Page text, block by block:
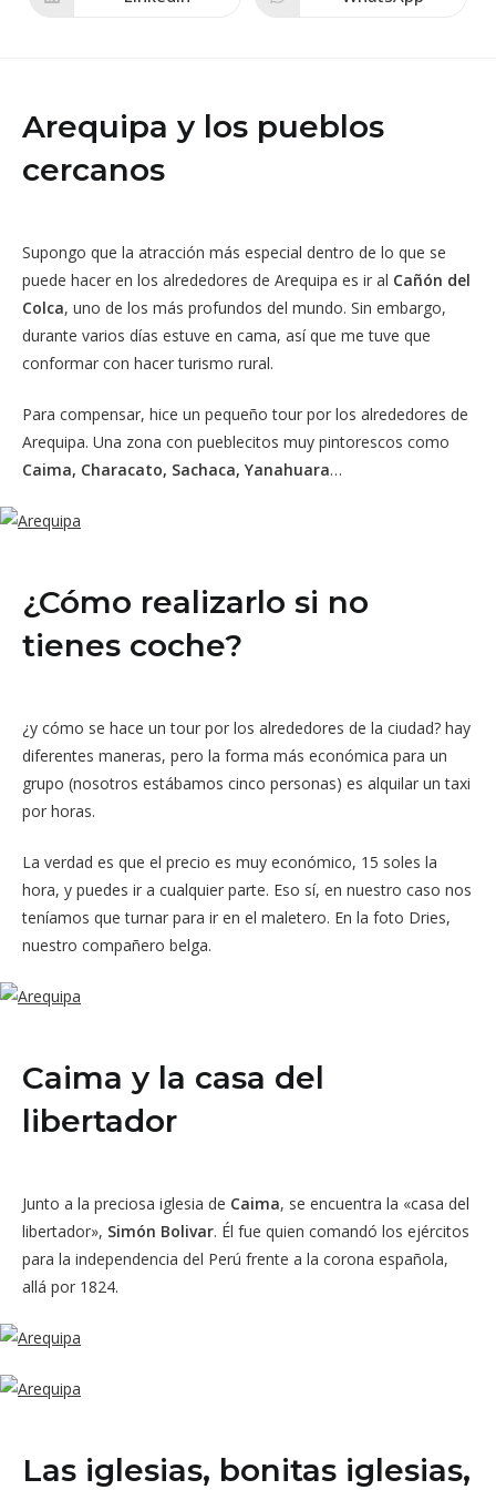
nueva nueva
Arequipa y los pueblos
cercanos
Supongo que la atracción más especial dentro de lo que se
puede hacer en los alrededores de Arequipa es ir al Cañón del
Colca, uno de los más profundos del mundo. Sin embargo,
durante varios días estuve en cama, así que me tuve que
conformar con hacer turismo rural.
Para compensar, hice un pequeño tour por los alrededores de
Arequipa. Una zona con pueblecitos muy pintorescos como
Caima, Characato, Sachaca, Yanahuara…
¿Cómo realizarlo si no
tienes coche?
¿y cómo se hace un tour por los alrededores de la ciudad? hay
diferentes maneras, pero la forma más económica para un
grupo (nosotros estábamos cinco personas) es alquilar un taxi
por horas.
La verdad es que el precio es muy económico, 15 soles la
hora, y puedes ir a cualquier parte. Eso sí, en nuestro caso nos
teníamos que turnar para ir en el maletero. En la foto Dries,
nuestro compañero belga.
Caima y la casa del
libertador
Junto a la preciosa iglesia de Caima, se encuentra la «casa del
libertador», Simón Bolivar. Él fue quien comandó los ejércitos
para la independencia del Perú frente a la corona española,
allá por 1824.
Las iglesias, bonitas iglesias,